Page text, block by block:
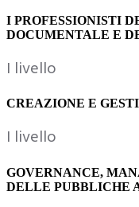
I PROFESSIONISTI
DOCUMENTALE E
I livello
CREAZIONE E
I livello
GOVERNANCE,
DELLE PUBBLICHE